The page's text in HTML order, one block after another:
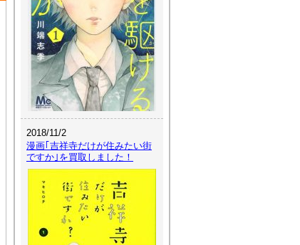
2018/11/2
漫画｢吉祥寺だけが住みたい街
ですか｣を買取しました！